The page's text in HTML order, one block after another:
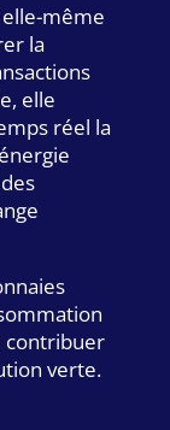
même
la
elle
réel la
contribuer
verte.